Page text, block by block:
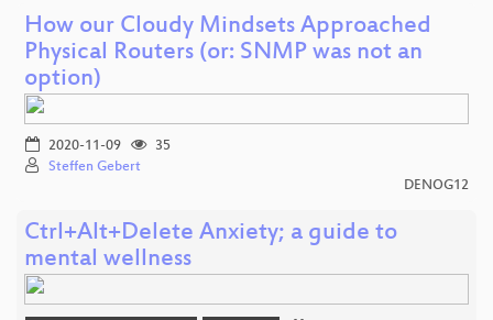
How our Cloudy Mindsets Approached
Physical Routers (or: SNMP was not an
option)
2020-11-09
35
Steffen Gebert
DENOG12
Ctrl+Alt+Delete Anxiety; a guide to
mental wellness